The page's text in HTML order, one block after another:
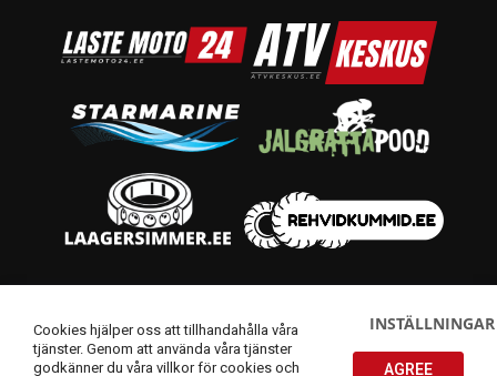
Cookies hjälper oss att tillhandahålla våra
tjänster. Genom att använda våra tjänster
godkänner du våra villkor för cookies och
INSTÄLLNINGAR
AGREE